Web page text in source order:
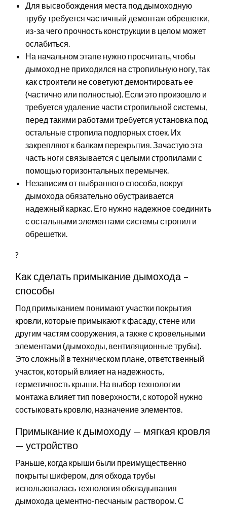
Для высвобождения места под дымоходную
трубу требуется частичный демонтаж обрешетки,
из-за чего прочность конструкции в целом может
ослабиться.
На начальном этапе нужно просчитать, чтобы
дымоход не приходился на стропильную ногу, так
как строители не советуют демонтировать ее
(частично или полностью). Если это произошло и
требуется удаление части стропильной системы,
перед такими работами требуется установка под
остальные стропила подпорных стоек. Их
закрепляют к балкам перекрытия. Зачастую эта
часть ноги связывается с целыми стропилами с
помощью горизонтальных перемычек.
Независим от выбранного способа, вокруг
дымохода обязательно обустраивается
надежный каркас. Его нужно надежное соединить
с остальными элементами системы стропил и
обрешетки.
?
Как сделать примыкание дымохода –
способы
Под примыканием понимают участки покрытия
кровли, которые примыкают к фасаду, стене или
другим частям сооружения, а также с кровельными
элементами (дымоходы, вентиляционные трубы).
Это сложный в техническом плане, ответственный
участок, который влияет на надежность,
герметичность крыши. На выбор технологии
монтажа влияет тип поверхности, с которой нужно
состыковать кровлю, назначение элементов.
Примыкание к дымоходу — мягкая кровля
— устройство
Раньше, когда крыши были преимущественно
покрыты шифером, для обхода трубы
использовалась технология обкладывания
дымохода цементно-песчаным раствором. С